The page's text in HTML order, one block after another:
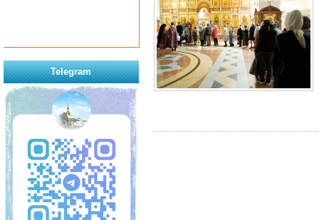
Telegram